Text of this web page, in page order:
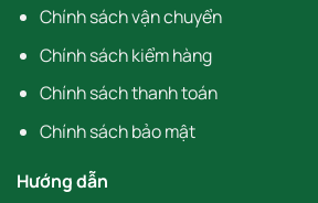
Chính sách vận chuyển
Chính sách kiểm hàng
Chính sách thanh toán
Chính sách bảo mật
Hướng dẫn